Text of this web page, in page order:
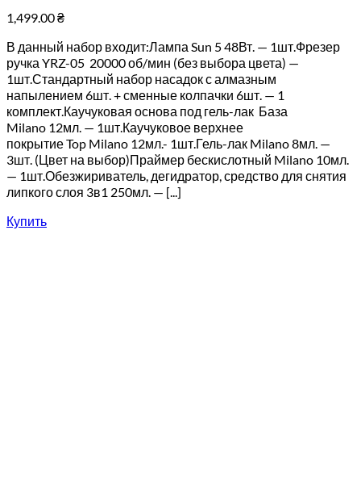
1,499.00₴
В данный набор входит:Лампа Sun 5 48Вт. — 1шт.Фрезер
ручка YRZ-05 20000 об/мин (без выбора цвета) —
1шт.Стандартный набор насадок с алмазным
напылением 6шт. + сменные колпачки 6шт. — 1
комплект.Каучуковая основа под гель-лак База
Milano 12мл. — 1шт.Каучуковое верхнее
покрытие Top Milano 12мл.- 1шт.Гель-лак Milano 8мл. —
3шт. (Цвет на выбор)Праймер бескислотный Milano 10мл.
— 1шт.Обезжириватель, дегидратор, средство для снятия
липкого слоя 3в1 250мл. — [...]
Купить